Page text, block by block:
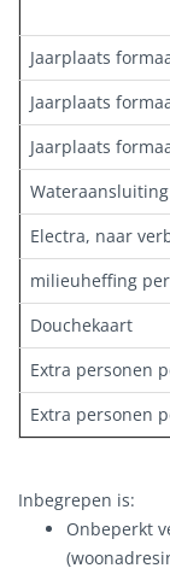
Jaarplaats
Jaarplaats
Jaarplaats
Electra, naar
milieuheffing
Douchekaart
Extra personen
Extra personen
Inbegrepen is:
Onbeperkt